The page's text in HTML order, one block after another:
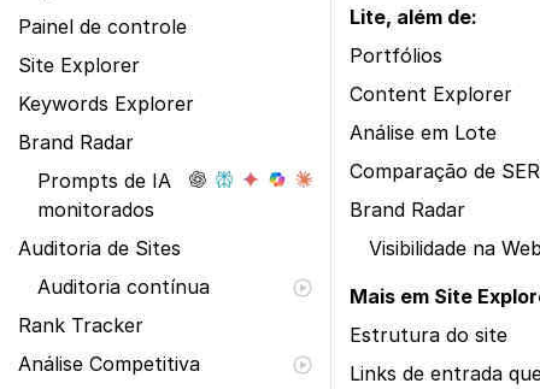
Painel de controle
Site Explorer
Keywords Explorer
Brand Radar
Prompts de IA
monitorados
Auditoria de Sites
Auditoria contínua
Rank Tracker
Análise Competitiva
Lite, além de:
Portfólios
Content Explorer
Análise em Lote
Comparação de
Brand Radar
Visibilidade na
Mais em Site
Estrutura do site
Links de entrada